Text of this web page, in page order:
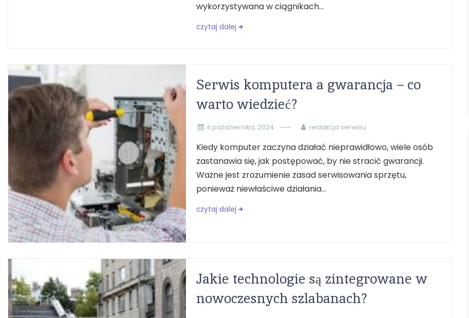
wykorzystywana w ciągnikach...
czytaj dalej
Serwis komputera a gwarancja – co
warto wiedzieć?
4 października, 2024 redakcja serwisu
Kiedy komputer zaczyna działać nieprawidłowo, wiele osób
zastanawia się, jak postępować, by nie stracić gwarancji.
Ważne jest zrozumienie zasad serwisowania sprzętu,
ponieważ niewłaściwe działania...
czytaj dalej
Jakie technologie są zintegrowane w
nowoczesnych szlabanach?